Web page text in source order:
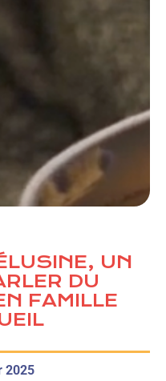
UN
DU
FAMILLE
2025